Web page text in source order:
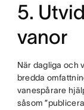
5.
vanor
När dagliga och
bredda
vanespårare
såsom